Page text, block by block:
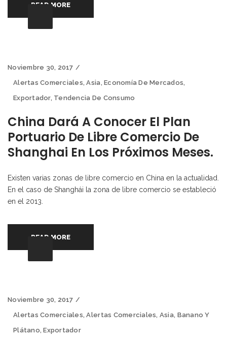
READ MORE
Noviembre 30, 2017
Alertas Comerciales,Asia,Economía De Mercados,
Exportador, Tendencia De Consumo
China Dará A Conocer El Plan
Portuario De Libre Comercio De
Shanghai En Los Próximos Meses.
Existen varias zonas de libre comercio en China en la actualidad.
En el caso de Shanghái la zona de libre comercio se estableció
en el 2013.
READ MORE
Noviembre 30, 2017
Alertas Comerciales,Alertas Comerciales, Asia, Banano Y
Plátano,Exportador